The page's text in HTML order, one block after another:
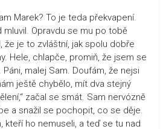
Marek? To je teda překvapení.
Opravdu se mu po tobě
že je to zvláštní, jak spolu dobře
Hele, chlapče, promiň, že jsem se
malej Sam. Doufám, že nejsi
ještě chybělo, mít dva stejný
začal se smát. Sam nervózně
a snažil se pochopit, co se děje.
kteří ho nemuseli, a teď se tu nad